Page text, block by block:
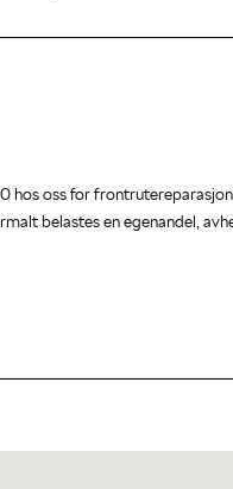
hos oss for
belastes en egenandel,